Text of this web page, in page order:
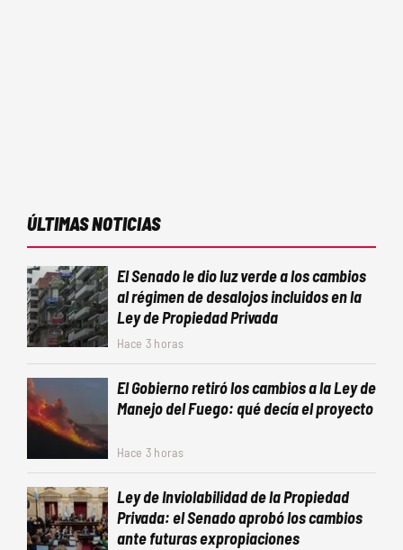
ÚLTIMAS NOTICIAS
El Senado le dio luz verde a los cambios
al régimen de desalojos incluidos en la
Ley de Propiedad Privada
Hace 3 horas
El Gobierno retiró los cambios a la Ley de
Manejo del Fuego: qué decía el proyecto
Hace 3 horas
Ley de Inviolabilidad de la Propiedad
Privada: el Senado aprobó los cambios
ante futuras expropiaciones